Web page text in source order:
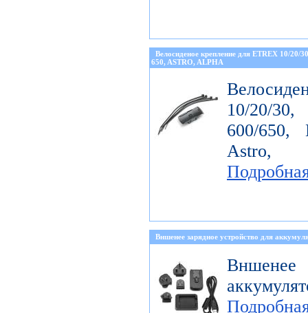
Велосиденое крепление для ETREX 10/
650, ASTRO, ALPHA
10/20/
600/650,
Astro,
Вншенее зарядное устройство для
Вншенее